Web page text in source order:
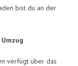
bist du an der
verfügt über das